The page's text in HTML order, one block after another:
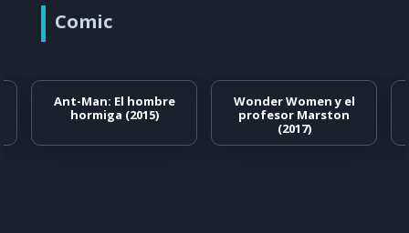
Comic
Ant-Man: El hombre
hormiga (2015)
Wonder Women y el
profesor Marston
(2017)